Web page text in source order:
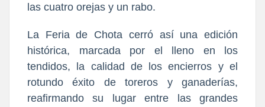
las cuatro orejas y un rabo.
La Feria de Chota cerró así una edición
histórica, marcada por el lleno en los
tendidos, la calidad de los encierros y el
rotundo éxito de toreros y ganaderías,
reafirmando su lugar entre las grandes